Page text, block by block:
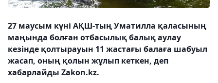
27 маусым күні АҚШ-тың Уматилла қаласының
маңында болған отбасылық балық аулау
кезінде қолтырауын 11 жастағы балаға шабуыл
жасап, оның қолын жұлып кеткен, деп
хабарлайды Zakon.kz.